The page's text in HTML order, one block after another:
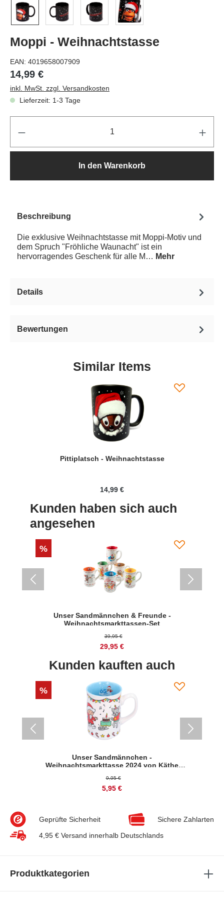
Moppi - Weihnachtstasse
EAN: 4019658007909
14,99 €
inkl. MwSt. zzgl. Versandkosten
Lieferzeit: 1-3 Tage
In den Warenkorb
Beschreibung
Die exklusive Weihnachtstasse mit Moppi-Motiv und
dem Spruch "Fröhliche Waunacht" ist ein
hervorragendes Geschenk für alle M… Mehr
Details
Bewertungen
Similar Items
Pittiplatsch - Weihnachtstasse
14,99 €
Kunden haben sich auch
angesehen
%
Unser Sandmännchen & Freunde -
Weihnachtsmarkttassen-Set
39,95 €
29,95 €
Kunden kauften auch
%
Unser Sandmännchen -
Weihnachtsmarkttasse 2024 von Käthe
9,95 €
5,95 €
Geprüfte Sicherheit
Sichere Zahlarten
4,95 € Versand innerhalb Deutschlands
Produktkategorien